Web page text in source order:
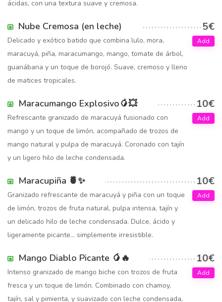
ácidas, con una textura suave y cremosa.
Nube Cremosa (en leche) 5€
Delicado y exótico batido que combina lulo, mora,
maracuyá, piña, maracumango, mango, tomate de árbol,
guanábana y un toque de borojó. Suave, cremoso y lleno
de matices tropicales.
Add
Maracumango Explosivo🥭💥 10€
Refrescante granizado de maracuyá fusionado con
mango y un toque de limón, acompañado de trozos de
mango natural y pulpa de maracuyá. Coronado con tajín
y un ligero hilo de leche condensada.
Add
Maracupiña 🍍✨ 10€
Granizado refrescante de maracuyá y piña con un toque
de limón, trozos de fruta natural, pulpa intensa, tajín y
un delicado hilo de leche condensada. Dulce, ácido y
ligeramente picante… simplemente irresistible.
Add
Mango Diablo Picante 🥭🔥 10€
Intenso granizado de mango biche con trozos de fruta
fresca y un toque de limón. Combinado con chamoy,
tajín, sal y pimienta, y suavizado con leche condensada,
Add